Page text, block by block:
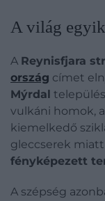
A világ
A Reynisfjara
ország címet
Mýrdal
vulkáni homok,
kiemelkedő
gleccserek miatt
fényképezett
A szépség